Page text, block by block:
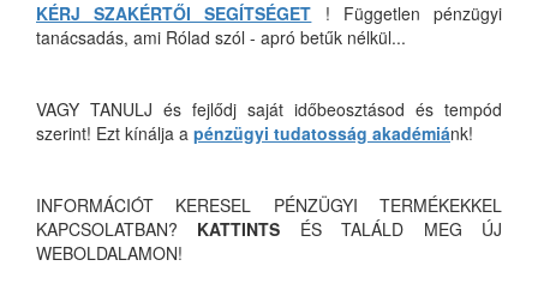
KÉRJ SZAKÉRTŐI SEGÍTSÉGET ! Független pénzügyi
tanácsadás, ami Rólad szól - apró betűk nélkül...
VAGY TANULJ és fejlődj saját időbeosztásod és tempód
szerint! Ezt kínálja a pénzügyi tudatosság akadémiánk!
INFORMÁCIÓT KERESEL PÉNZÜGYI TERMÉKEKKEL
KAPCSOLATBAN? KATTINTS ÉS TALÁLD MEG ÚJ
WEBOLDALAMON!